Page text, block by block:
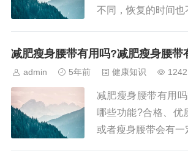
不同，恢复的时间也
缝合出理想的双眼皮
减肥瘦身腰带有用吗?减肥瘦身腰带
admin 5年前 健康知识 1242
减肥瘦身腰带有用
哪些功能?合格、优
或者瘦身腰带会有一